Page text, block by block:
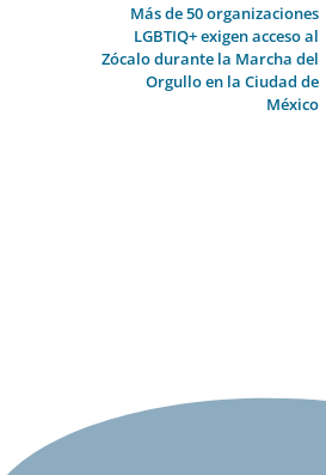
Más de 50 organizaciones
LGBTIQ+ exigen acceso al
Zócalo durante la Marcha del
Orgullo en la Ciudad de
México